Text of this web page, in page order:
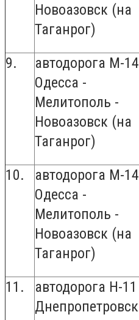
Новоазовск (на
Таганрог)
9.
автодорога М-14
Одесса -
Мелитополь -
Новоазовск (на
Таганрог)
10.
автодорога М-14
Одесса -
Мелитополь -
Новоазовск (на
Таганрог)
11.
автодорога Н-11
Днепропетровск